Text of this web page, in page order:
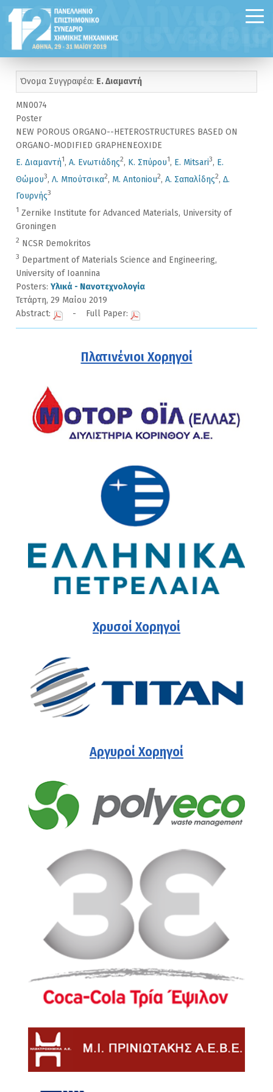
Όνομα Συγγραφέα: Ε. Διαμαντή
MN0074
Poster
NEW POROUS ORGANO--HETEROSTRUCTURES BASED ON
ORGANO-MODIFIED GRAPHENEOXIDE
Ε. Διαμαντή1, Α. Ενωτιάδης2, Κ. Σπύρου1, E. Mitsari3, Ε.
Θώμου3, Λ. Μπούτσικα2, M. Antoniou2, Α. Σαπαλίδης2, Δ.
Γουρνής3
1 Zernike Institute for Advanced Materials, University of
Groningen
2 NCSR Demokritos
3 Department of Materials Science and Engineering,
University of Ioannina
Posters: Υλικά - Νανοτεχνολογία
Τετάρτη, 29 Μαίου 2019
Abstract:
- Full Paper:
Πλατινένιοι Χορηγοί
Χρυσοί Χορηγοί
Αργυροί Χορηγοί